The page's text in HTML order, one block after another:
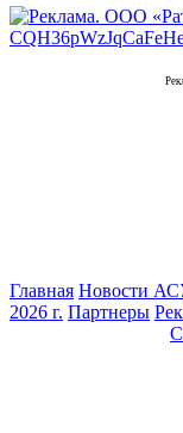
Главная Новости
2026 г. Партнеры